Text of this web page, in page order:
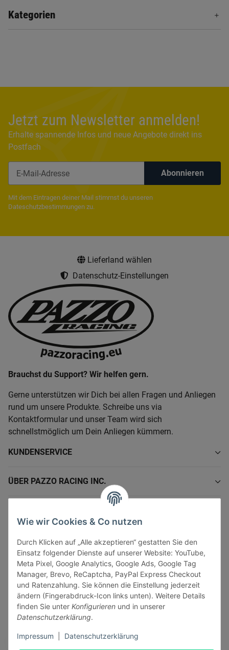
Wie wir Cookies & Co nutzen
Durch Klicken auf „Alle akzeptieren“ gestatten Sie den
Einsatz folgender Dienste auf unserer Website: YouTube,
Meta Pixel, Google Analytics, Google Ads, Google Tag
Manager, Brevo, ReCaptcha, PayPal Express Checkout
und Ratenzahlung. Sie können die Einstellung jederzeit
ändern (Fingerabdruck-Icon links unten). Weitere Details
finden Sie unter Konfigurieren und in unserer
Datenschutzerklärung.
Impressum Datenschutzerklärung
Kategorien
Jetzt zum Newsletter anmelden!
Erhalte spannende Infos und neue Angebote direkt ins
Postfach
Abonnieren
Mit dem Eintragen deiner Mail stimmst du unseren
Dateschutzbestimmungen zu.
Lieferland wählen
Datenschutz-Einstellungen
Brauchst du Support? Wir helfen gern.
Gerne unterstützen wir Dich bei allen Fragen und Anliegen
rund um unsere Produkte. Schreibe uns via
Kontaktformular und unser Team wird sich
schnellstmöglich um Dein Anliegen kümmern.
KUNDENSERVICE
ÜBER PAZZO RACING INC.
GESETZLICHE INFORMATIONEN
Vertrag widerrufen
Sicher bezahlen via: